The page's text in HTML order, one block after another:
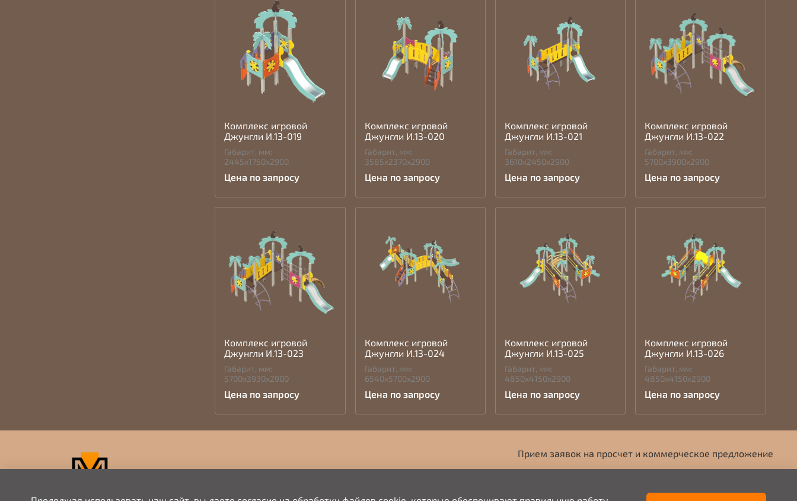
Комплекс игровой
Джунгли И.13-019
Габарит, мм:
2445х1750х2900
Цена по запросу
Комплекс игровой
Джунгли И.13-020
Габарит, мм:
3585х2370х2900
Цена по запросу
Комплекс игровой
Джунгли И.13-021
Габарит, мм:
3610х2450х2900
Цена по запросу
Комплекс игровой
Джунгли И.13-022
Габарит, мм:
5700х3900х2900
Цена по запросу
Комплекс игровой
Джунгли И.13-023
Габарит, мм:
5700х3930х2900
Цена по запросу
Комплекс игровой
Джунгли И.13-024
Габарит, мм:
6540х5700х2900
Цена по запросу
Комплекс игровой
Джунгли И.13-025
Габарит, мм:
4850х4150х2900
Цена по запросу
Комплекс игровой
Джунгли И.13-026
Габарит, мм:
4850х4150х2900
Цена по запросу
Прием заявок на просчет и коммерческое предложение